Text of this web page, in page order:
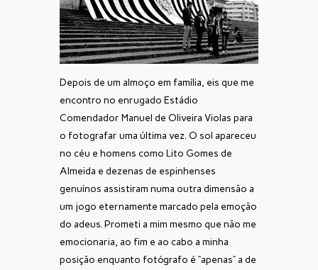
Depois de um almoço em família, eis que me
encontro no enrugado Estádio
Comendador Manuel de Oliveira Violas para
o fotografar uma última vez. O sol apareceu
no céu e homens como Lito Gomes de
Almeida e dezenas de espinhenses
genuínos assistiram numa outra dimensão a
um jogo eternamente marcado pela emoção
do adeus. Prometi a mim mesmo que não me
emocionaria, ao fim e ao cabo a minha
posição enquanto fotógrafo é “apenas” a de